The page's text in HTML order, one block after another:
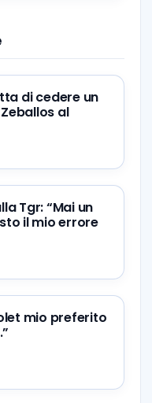
di cedere un
al
alla Tgr: “Mai un
il mio errore
mio preferito